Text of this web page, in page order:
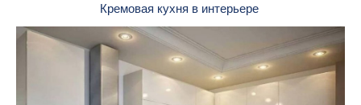
Кремовая кухня в интерьере